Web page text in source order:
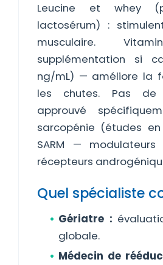
Leucine et whey
lactosérum) :
musculaire.
supplémentation si
ng/mL) — améliore la
les chutes. Pas de
approuvé
sarcopénie (études
SARM —
récepteurs
Quel spécialiste
Gériatre :
globale.
Médecin de